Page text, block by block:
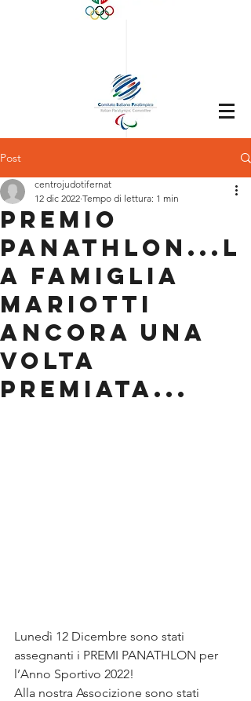
Post
PREMIO
PANATHLON...L
A FAMIGLIA
MARIOTTI
ANCORA UNA
VOLTA
PREMIATA...
centrojudotifernat
12 dic 2022 Tempo di lettura: 1 min
Lunedì 12 Dicembre sono stati
assegnanti i PREMI PANATHLON per
l’Anno Sportivo 2022!
Alla nostra Associzione sono stati